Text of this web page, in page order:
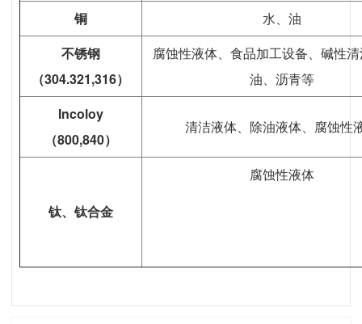
铜
水、油
不锈钢
（304.321,316）
腐蚀性液体、食品加工设备、碱性
油、沥青等
Incoloy
（800,840）
清洁液体、除油液体、腐蚀性
钛、钛合金
腐蚀性液体